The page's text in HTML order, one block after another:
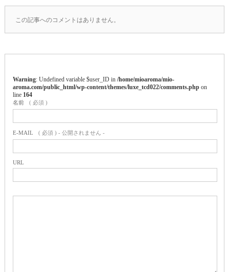
この記事へのコメントはありません。
Warning : Undefined variable $user_ID in /home/mioaroma/mio-
aroma.com/public_html/wp-content/themes/luxe_tcd022/comments.phpon
line 164
名前 ( 必須 )
E-MAIL ( 必須 ) - 公開されません -
URL